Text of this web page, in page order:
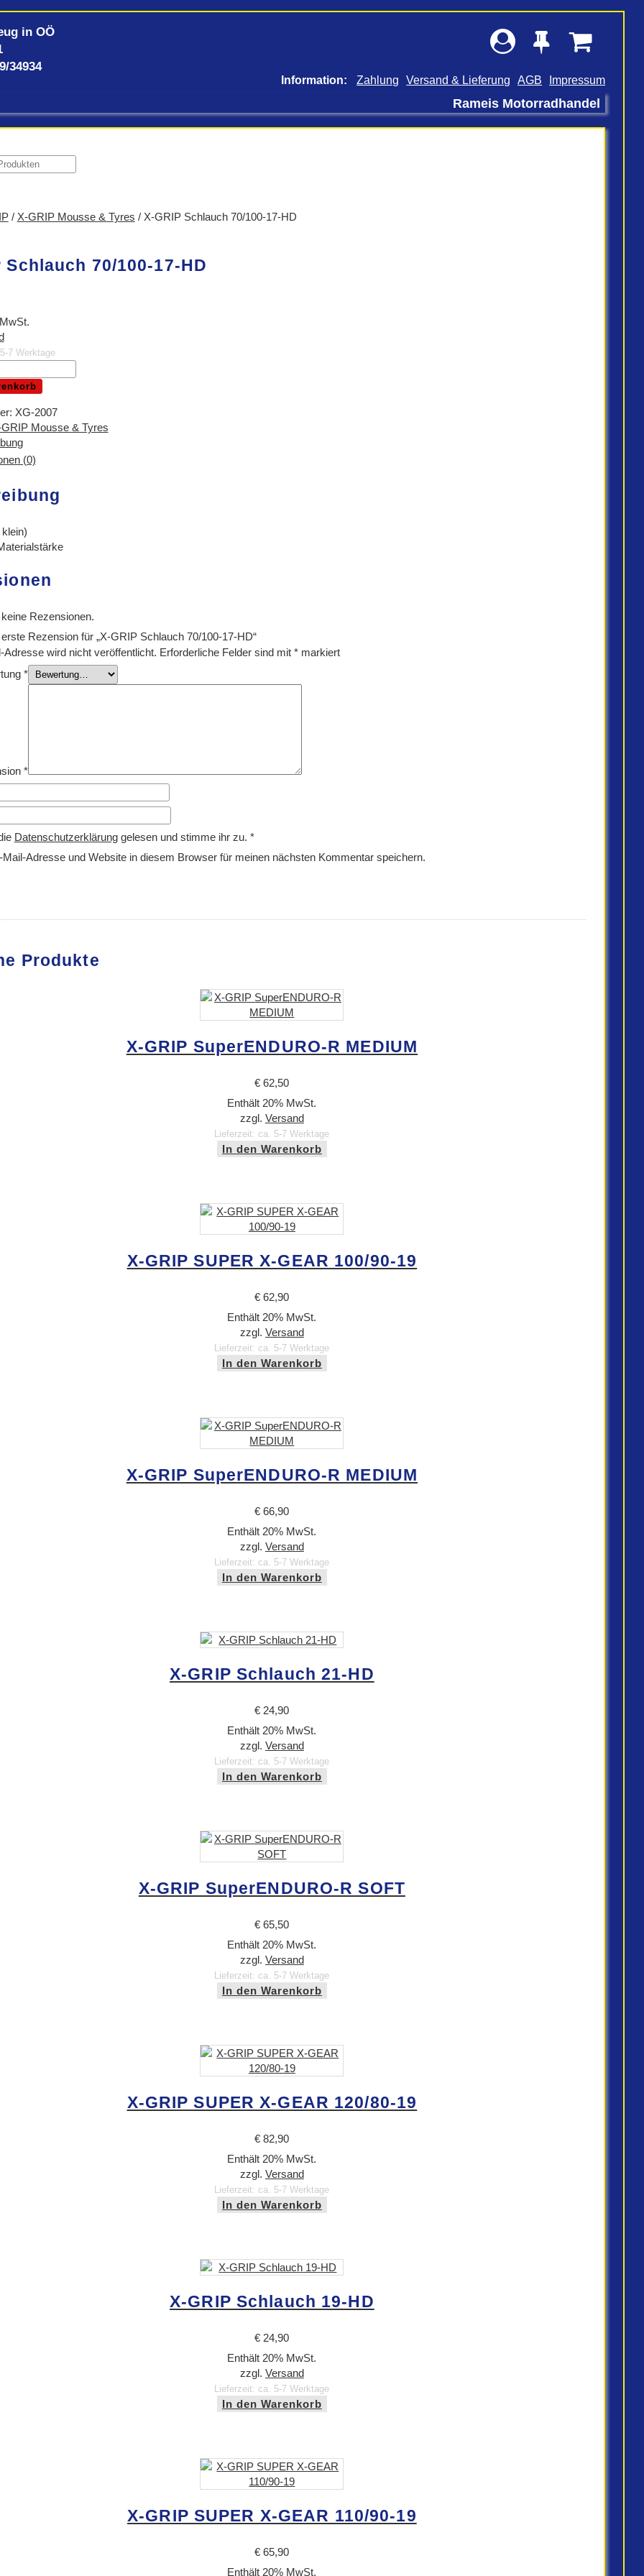
in OÖ
34934
Zahlung Versand & Lieferung AGB Impressum
Rameis Motorradhandel
/ X-GRIP Mousse & Tyres / X-GRIP Schlauch 70/100-17-HD
Schlauch 70/100-17-HD
7 Werktage
XG-2007
GRIP Mousse & Tyres
(0)
Rezensionen.
Rezension für „X-GRIP Schlauch 70/100-17-HD“
Adresse wird nicht veröffentlicht. Erforderliche Felder sind mit *markiert
*
*
Datenschutzerklärunggelesen und stimme ihr zu. *
Mail-Adresse und Website in diesem Browser für meinen nächsten Kommentar speichern.
Produkte
X-GRIP SuperENDURO-R MEDIUM
€ 62,50
Enthält 20% MwSt.
zzgl. Versand
Lieferzeit: ca. 5-7 Werktage
In den Warenkorb
X-GRIP SUPER X-GEAR 100/90-19
€ 62,90
Enthält 20% MwSt.
zzgl. Versand
Lieferzeit: ca. 5-7 Werktage
In den Warenkorb
X-GRIP SuperENDURO-R MEDIUM
€ 66,90
Enthält 20% MwSt.
zzgl. Versand
Lieferzeit: ca. 5-7 Werktage
In den Warenkorb
X-GRIP Schlauch 21-HD
€ 24,90
Enthält 20% MwSt.
zzgl. Versand
Lieferzeit: ca. 5-7 Werktage
In den Warenkorb
X-GRIP SuperENDURO-R SOFT
€ 65,50
Enthält 20% MwSt.
zzgl. Versand
Lieferzeit: ca. 5-7 Werktage
In den Warenkorb
X-GRIP SUPER X-GEAR 120/80-19
€ 82,90
Enthält 20% MwSt.
zzgl. Versand
Lieferzeit: ca. 5-7 Werktage
In den Warenkorb
X-GRIP Schlauch 19-HD
€ 24,90
Enthält 20% MwSt.
zzgl. Versand
Lieferzeit: ca. 5-7 Werktage
In den Warenkorb
X-GRIP SUPER X-GEAR 110/90-19
€ 65,90
Enthält 20% MwSt.